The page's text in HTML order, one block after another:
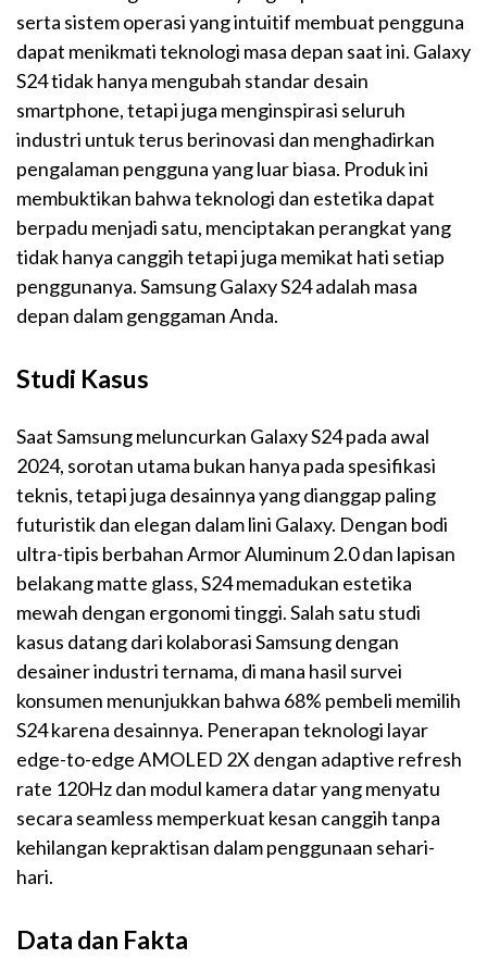
serta sistem operasi yang intuitif membuat pengguna
dapat menikmati teknologi masa depan saat ini. Galaxy
S24 tidak hanya mengubah standar desain
smartphone, tetapi juga menginspirasi seluruh
industri untuk terus berinovasi dan menghadirkan
pengalaman pengguna yang luar biasa. Produk ini
membuktikan bahwa teknologi dan estetika dapat
berpadu menjadi satu, menciptakan perangkat yang
tidak hanya canggih tetapi juga memikat hati setiap
penggunanya. Samsung Galaxy S24 adalah masa
depan dalam genggaman Anda.
Studi Kasus
Saat Samsung meluncurkan Galaxy S24 pada awal
2024, sorotan utama bukan hanya pada spesifikasi
teknis, tetapi juga desainnya yang dianggap paling
futuristik dan elegan dalam lini Galaxy. Dengan bodi
ultra-tipis berbahan Armor Aluminum 2.0 dan lapisan
belakang matte glass, S24 memadukan estetika
mewah dengan ergonomi tinggi. Salah satu studi
kasus datang dari kolaborasi Samsung dengan
desainer industri ternama, di mana hasil survei
konsumen menunjukkan bahwa 68% pembeli memilih
S24 karena desainnya. Penerapan teknologi layar
edge-to-edge AMOLED 2X dengan adaptive refresh
rate 120Hz dan modul kamera datar yang menyatu
secara seamless memperkuat kesan canggih tanpa
kehilangan kepraktisan dalam penggunaan sehari-
hari.
Data dan Fakta